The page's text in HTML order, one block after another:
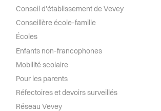
Conseil d'établissement de Vevey
Conseillère école-famille
Écoles
Enfants non-francophones
Mobilité scolaire
Pour les parents
Réfectoires et devoirs surveillés
Réseau Vevey